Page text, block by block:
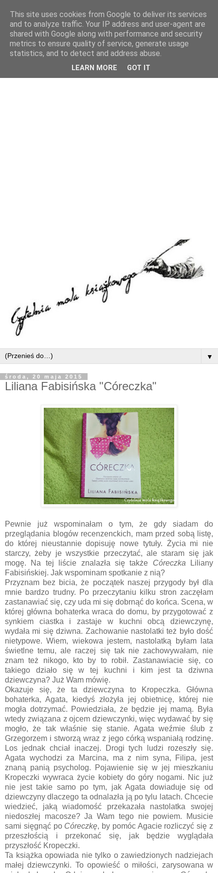
▼
środa, 20 maja 2015
Liliana Fabisińska "Córeczka"
Pewnie już wspominałam o tym, że gdy siadam do
przeglądania blogów recenzenckich, mam przed sobą listę,
do której nieustannie dopisuję nowe tytuły. Życia mi nie
starczy, żeby je wszystkie przeczytać, ale staram się jak
mogę. Na tej liście znalazła się także Córeczka
Liliany
Fabisińskiej. Jak wspominam spotkanie z nią?
Przyznam bez bicia, że początek naszej przygody był dla
mnie bardzo trudny. Po przeczytaniu kilku stron zaczęłam
zastanawiać się, czy uda mi się dobrnąć do końca. Scena, w
której główna bohaterka wraca do domu, by przygotować z
synkiem ciastka i zastaje w kuchni obcą dziewczynę,
wydała mi się dziwna. Zachowanie nastolatki też było dość
nietypowe. Wiem, wiekowa jestem, nastolatką byłam lata
świetlne temu, ale raczej się tak nie zachowywałam, nie
znam też nikogo, kto by to robił. Zastanawiacie się, co
takiego działo się w tej kuchni i kim jest ta dziwna
dziewczyna? Już Wam mówię.
Okazuje się, że ta dziewczyna to Kropeczka. Główna
bohaterka, Agata, kiedyś złożyła jej obietnicę, której nie
mogła dotrzymać. Powiedziała, że będzie jej mamą. Była
wtedy związana z ojcem dziewczynki, więc wydawać by się
mogło, że tak właśnie się stanie. Agata weźmie ślub z
Grzegorzem i stworzą wraz z jego córką wspaniałą rodzinę.
Los jednak chciał inaczej. Drogi tych ludzi rozeszły się.
Agata wychodzi za Marcina, ma z nim syna, Filipa, jest
znaną panią psycholog. Pojawienie się w jej mieszkaniu
Kropeczki wywraca życie kobiety do góry nogami. Nic już
nie jest takie samo po tym, jak Agata dowiaduje się od
dziewczyny dlaczego ta odnalazła ją po tylu latach. Chcecie
wiedzieć, jaką wiadomość przekazała nastolatka swojej
niedoszłej macosze? Ja Wam tego nie powiem. Musicie
sami sięgnąć po Córeczkę, by pomóc Agacie rozliczyć się z
przeszłością i przekonać się, jak będzie wyglądała
przyszłość Kropeczki.
Ta książka opowiada nie tylko o zawiedzionych nadziejach
małej dziewczynki. To opowieść o miłości, zarysowana w
This site uses cookies from Google to deliver its services
and to analyze traffic. Your IP address and user-agent are
shared with Google along with performance and security
metrics to ensure quality of service, generate usage
statistics, and to detect and address abuse.
LEARN MORE GOT IT